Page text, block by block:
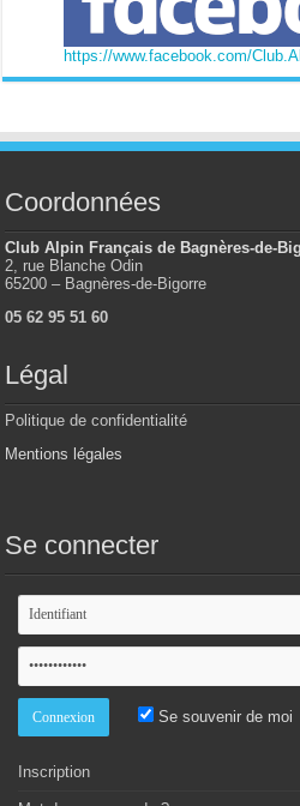
https://www.facebook.com/
Coordonnées
Club Alpin Français de Bagnères-de-
2, rue Blanche Odin
65200 – Bagnères-de-Bigorre
05 62 95 51 60
Légal
Politique de confidentialité
Mentions légales
Se connecter
Se souvenir de moi
Inscription